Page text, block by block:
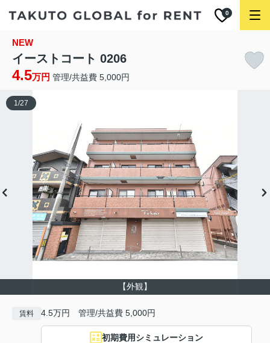
0
NEW
イーストコート 0206
4.5万円 管理/共益費 5,000円
【外観】
1/27
賃料 4.5万円 管理/共益費 5,000円
初期費用シミュレーション